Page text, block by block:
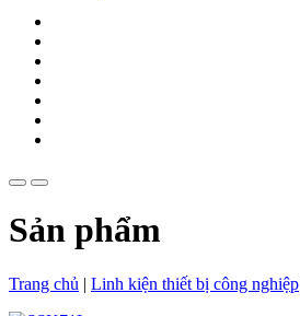
Sản phẩm
Trang chủ | Linh kiện thiết bị công nghiệp